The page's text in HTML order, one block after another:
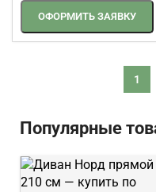
ОФОРМИТЬ ЗАЯВКУ
1
Популярные